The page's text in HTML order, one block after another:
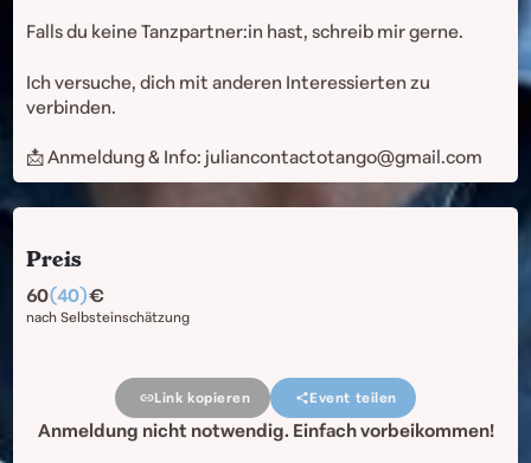
Falls du keine Tanzpartner:in hast, schreib mir gerne.
Ich versuche, dich mit anderen Interessierten zu
verbinden.
📩 Anmeldung & Info: juliancontactotango@gmail.com
Preis
nach Selbsteinschätzung
60(40)
Link kopieren Event teilen
Anmeldung nicht notwendig. Einfach vorbeikommen!